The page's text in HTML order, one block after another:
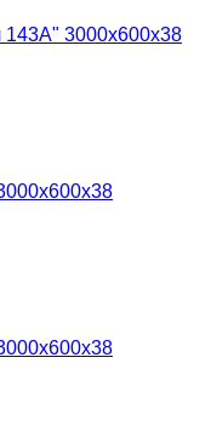
3000х600х38